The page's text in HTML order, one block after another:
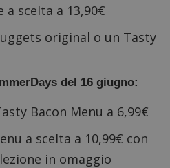
a scelta a 13,90€
original o un Tasty
del 16 giugno:
Bacon Menu a 6,99€
a scelta a 10,99€ con
in omaggio